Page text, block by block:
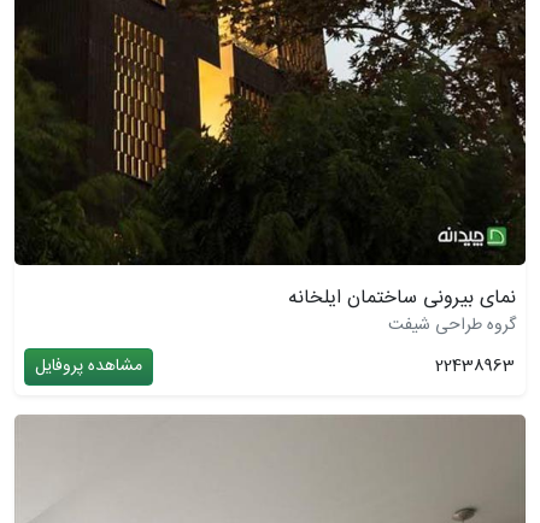
نمای بیرونی ساختمان ایلخانه
گروه طراحی شیفت
22438963
مشاهده پروفایل